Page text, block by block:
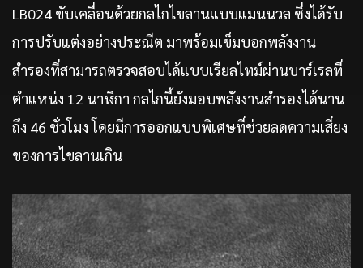
LB024 ขับเคลื่อนด้วยกลไกไขลานแบบแมนนวล ซึ่งได้รับ
การปรับแต่งอย่างประณีต มาพร้อมเข็มบอกพลังงาน
สำรองที่สามารถตรวจสอบได้แบบเรียลไทม์ผ่านบาร์เรลที่
ตำแหน่ง 12 นาฬิกา กลไกนี้ยังมอบพลังงานสำรองได้นาน
ถึง 46 ชั่วโมง โดยมีการออกแบบพิเศษที่ช่วยลดความเสี่ยง
ของการไขลานเกิน